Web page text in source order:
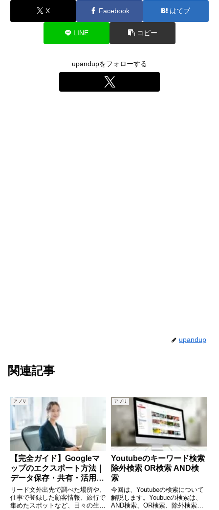
X Facebook はてブ
LINE コピー
upandupをフォローする
upandup
関連記事
アプリ
【完全ガイド】Googleマ
ップのエクスポート方法｜
データ保存・共有・活用ま
で徹底解説
リード文外出先で調べた場所や、
仕事で登録した顧客情報、旅行で
集めたスポットなど、日々の生活
アプリ
Youtubeのキーワード検索
除外検索 OR検索 AND検
索
今回は、Youtubeの検索について
解説します。Youbueの検索は、
AND検索、OR検索、除外検索が